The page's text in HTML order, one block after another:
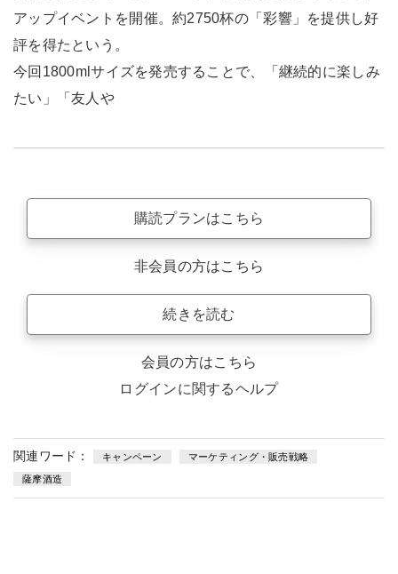
アップイベントを開催。約2750杯の「彩響」を提供し好
評を得たという。
今回1800mlサイズを発売することで、「継続的に楽しみ
たい」「友人や
購読プランはこちら
非会員の方はこちら
続きを読む
会員の方はこちら
ログインに関するヘルプ
関連ワード： キャンペーン マーケティング・販売戦略
薩摩酒造